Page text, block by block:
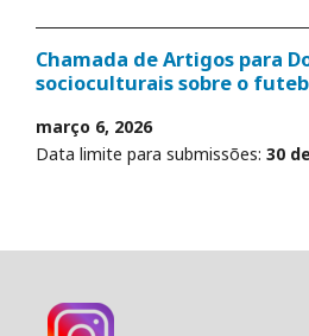
Chamada de Artigos para
socioculturais sobre o
março 6, 2026
Data limite para submissões: 30